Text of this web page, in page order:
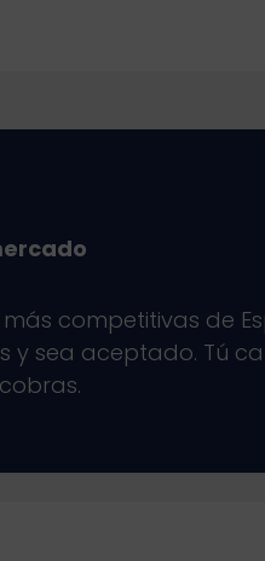
competitivas de
y sea aceptado. Tú